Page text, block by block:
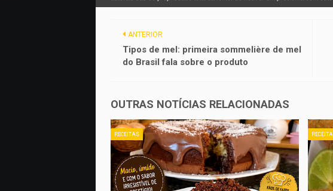
ANTERIOR
Tipos de mel: primeira sommelière de mel
do Brasil fala sobre o produto
OUTRAS NOTÍCIAS RELACIONADAS
RECEITAS